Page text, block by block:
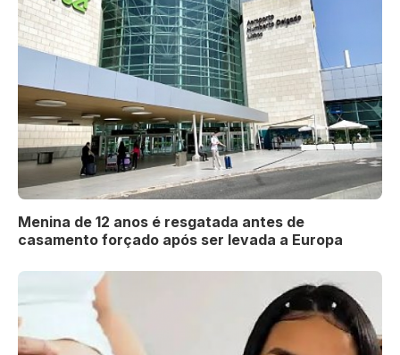
Menina de 12 anos é resgatada antes de
casamento forçado após ser levada a Europa